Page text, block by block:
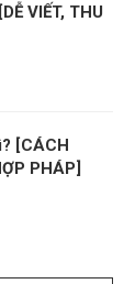
VIẾT, THU
[CÁCH
PHÁP]